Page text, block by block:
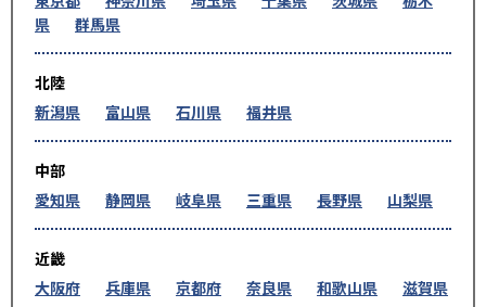
県
群馬県
北陸
新潟県
富山県 石川県 福井県
中部
愛知県
静岡県 岐阜県 三重県 長野県 山梨県
近畿
大阪府
兵庫県 京都府 奈良県 和歌山県 滋賀県